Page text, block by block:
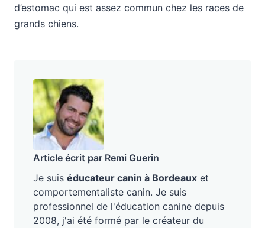
d’estomac qui est assez commun chez les races de
grands chiens.
Article écrit par Remi Guerin
Je suis éducateur canin à Bordeaux et
comportementaliste canin. Je suis
professionnel de l'éducation canine depuis
2008, j'ai été formé par le créateur du